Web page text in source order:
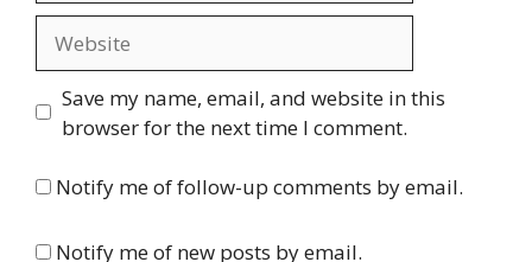
Save my name, email, and website in this
browser for the next time I comment.
Notify me of follow-up comments by email.
Notify me of new posts by email.